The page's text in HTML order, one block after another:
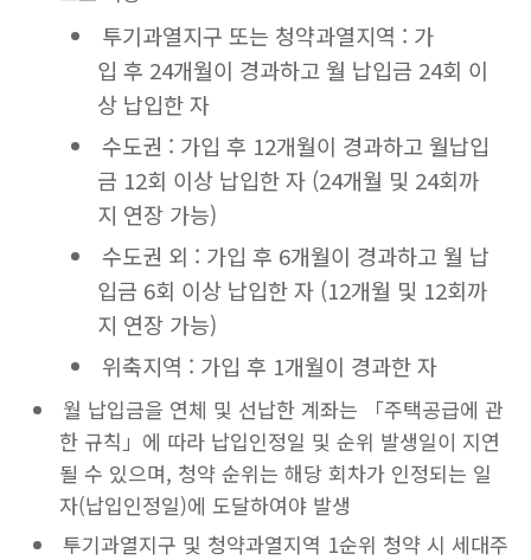
투기과열지구 또는 청약과열지역 : 가
입 후 24개월이 경과하고 월 납입금 24회 이
상 납입한 자
수도권 : 가입 후 12개월이 경과하고 월납입
금 12회 이상 납입한 자 (24개월 및 24회까
지 연장 가능)
수도권 외 : 가입 후 6개월이 경과하고 월 납
입금 6회 이상 납입한 자 (12개월 및 12회까
지 연장 가능)
위축지역 : 가입 후 1개월이 경과한 자
월 납입금을 연체 및 선납한 계좌는 「주택공급에 관
한 규칙」에 따라 납입인정일 및 순위 발생일이 지연
될 수 있으며, 청약 순위는 해당 회차가 인정되는 일
자(납입인정일)에 도달하여야 발생
투기과열지구 및 청약과열지역 1순위 청약 시 세대주